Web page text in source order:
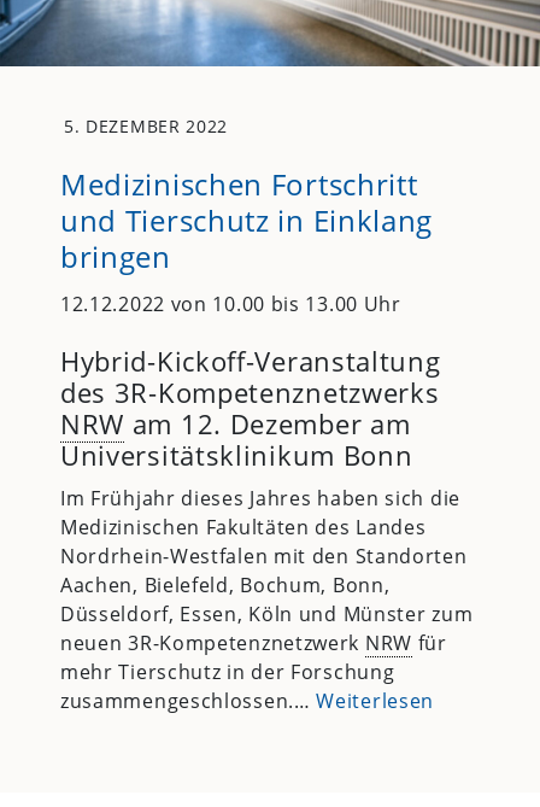
5. DEZEMBER 2022
Medizinischen Fortschritt
und Tierschutz in Einklang
bringen
12.12.2022 von 10.00 bis 13.00 Uhr
Hybrid-Kickoff-Veranstaltung
des 3R-Kompetenznetzwerks
NRW am 12. Dezember am
Universitätsklinikum Bonn
Im Frühjahr dieses Jahres haben sich die
Medizinischen Fakultäten des Landes
Nordrhein-Westfalen mit den Standorten
Aachen, Bielefeld, Bochum, Bonn,
Düsseldorf, Essen, Köln und Münster zum
neuen 3R-Kompetenznetzwerk NRW für
mehr Tierschutz in der Forschung
zusammengeschlossen.…Weiterlesen